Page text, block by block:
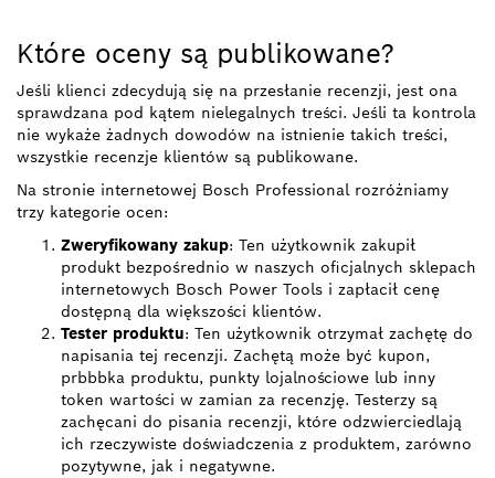
Które oceny są publikowane?
Jeśli klienci zdecydują się na przesłanie recenzji, jest ona
sprawdzana pod kątem nielegalnych treści. Jeśli ta kontrola
nie wykaże żadnych dowodów na istnienie takich treści,
wszystkie recenzje klientów są publikowane.
Na stronie internetowej Bosch Professional rozróżniamy
trzy kategorie ocen:
Zweryfikowany zakup: Ten użytkownik zakupił
produkt bezpośrednio w naszych oficjalnych sklepach
internetowych Bosch Power Tools i zapłacił cenę
dostępną dla większości klientów.
Tester produktu: Ten użytkownik otrzymał zachętę do
napisania tej recenzji. Zachętą może być kupon,
prbbbka produktu, punkty lojalnościowe lub inny
token wartości w zamian za recenzję. Testerzy są
zachęcani do pisania recenzji, które odzwierciedlają
ich rzeczywiste doświadczenia z produktem, zarówno
pozytywne, jak i negatywne.